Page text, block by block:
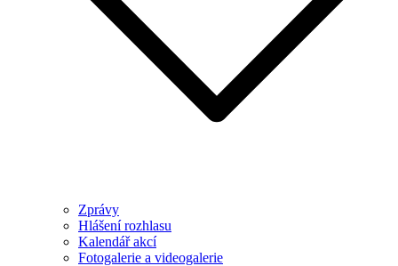
Zprávy
Hlášení rozhlasu
Kalendář akcí
Fotogalerie a videogalerie